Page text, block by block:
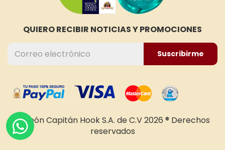
QUIERO RECIBIR NOTICIAS Y PROMOCIONES
Suscribirme
Galeón Capitán Hook S.A. de C.V 2026 ® Derechos
reservados